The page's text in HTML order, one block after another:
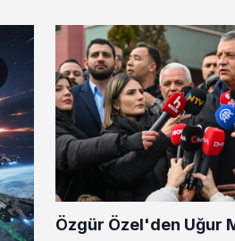
Özgür Özel'den Uğur